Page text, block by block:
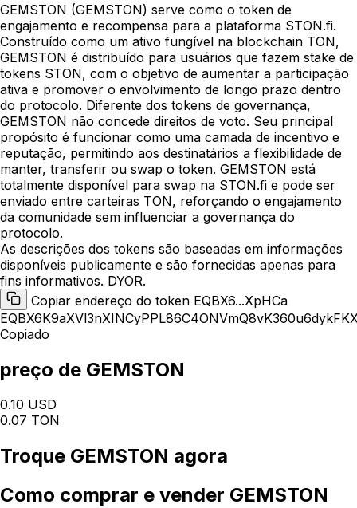
GEMSTON (GEMSTON) serve como o token de
engajamento e recompensa para a plataforma STON.fi.
Construído como um ativo fungível na blockchain TON,
GEMSTON é distribuído para usuários que fazem stake de
tokens STON, com o objetivo de aumentar a participação
ativa e promover o envolvimento de longo prazo dentro
do protocolo. Diferente dos tokens de governança,
GEMSTON não concede direitos de voto. Seu principal
propósito é funcionar como uma camada de incentivo e
reputação, permitindo aos destinatários a flexibilidade de
manter, transferir ou swap o token. GEMSTON está
totalmente disponível para swap na STON.fi e pode ser
enviado entre carteiras TON, reforçando o engajamento
da comunidade sem influenciar a governança do
protocolo.
As descrições dos tokens são baseadas em informações
disponíveis publicamente e são fornecidas apenas para
fins informativos. DYOR.
Copiar endereço do token EQBX6...XpHCa
Copiado
preço de GEMSTON
0.10 USD
0.07 TON
Troque GEMSTON agora
Como comprar e vender GEMSTON